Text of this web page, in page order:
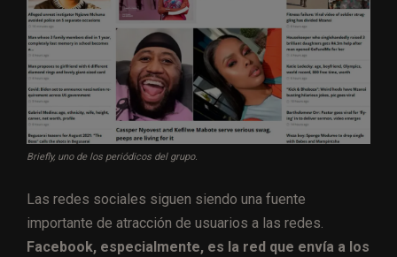
Briefly, uno de los periódicos del grupo.
Las redes sociales siguen siendo una fuente
importante de atracción de usuarios a las redes.
Facebook, especialmente, es la red que envía a los